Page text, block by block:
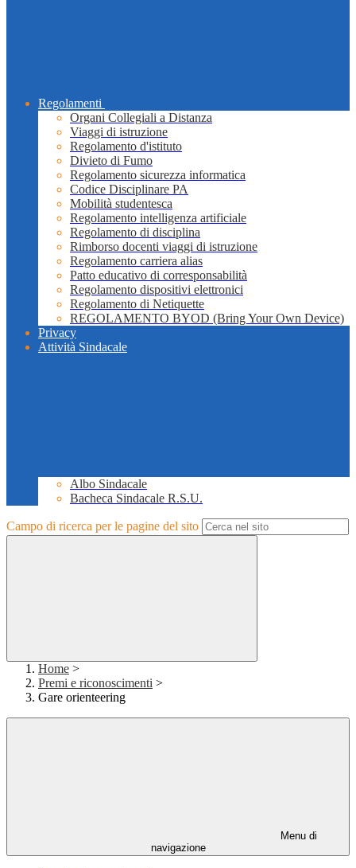
Regolamenti
Organi Collegiali a Distanza
Viaggi di istruzione
Regolamento d'istituto
Divieto di Fumo
Regolamento sicurezza informatica
Codice Disciplinare PA
Mobilità studentesca
Regolamento intelligenza artificiale
Regolamento di disciplina
Rimborso docenti viaggi di istruzione
Regolamento carriera alias
Patto educativo di corresponsabilità
Regolamento dispositivi elettronici
Regolamento di Netiquette
REGOLAMENTO BYOD (Bring Your Own Device)
Privacy
Attività Sindacale
Albo Sindacale
Bacheca Sindacale R.S.U.
Campo di ricerca per le pagine del sito
Home >
Premi e riconoscimenti >
Gare orienteering
Menu di
navigazione